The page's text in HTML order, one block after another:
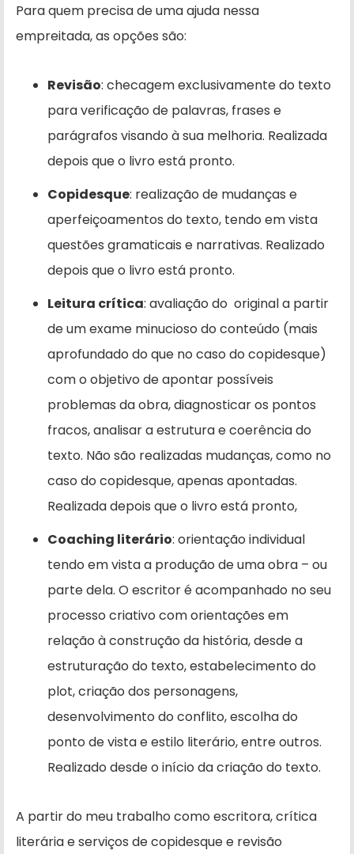
Para quem precisa de uma ajuda nessa
empreitada, as opções são:
Revisão: checagem exclusivamente do texto
para verificação de palavras, frases e
parágrafos visando à sua melhoria. Realizada
depois que o livro está pronto.
Copidesque: realização de mudanças e
aperfeiçoamentos do texto, tendo em vista
questões gramaticais e narrativas. Realizado
depois que o livro está pronto.
Leitura crítica: avaliação do original a partir
de um exame minucioso do conteúdo (mais
aprofundado do que no caso do copidesque)
com o objetivo de apontar possíveis
problemas da obra, diagnosticar os pontos
fracos, analisar a estrutura e coerência do
texto. Não são realizadas mudanças, como no
caso do copidesque, apenas apontadas.
Realizada depois que o livro está pronto,
Coaching literário: orientação individual
tendo em vista a produção de uma obra – ou
parte dela. O escritor é acompanhado no seu
processo criativo com orientações em
relação à construção da história, desde a
estruturação do texto, estabelecimento do
plot, criação dos personagens,
desenvolvimento do conflito, escolha do
ponto de vista e estilo literário, entre outros.
Realizado desde o início da criação do texto.
A partir do meu trabalho como escritora, crítica
literária e serviços de copidesque e revisão